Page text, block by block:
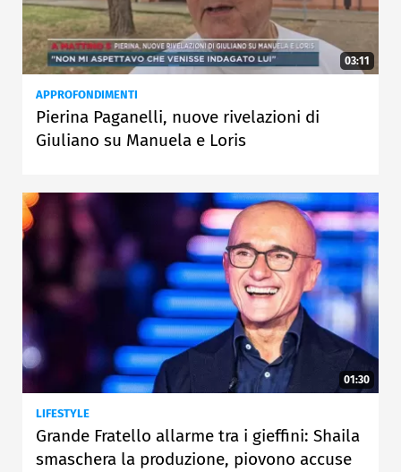
03:11
APPROFONDIMENTI
Pierina Paganelli, nuove rivelazioni di
Giuliano su Manuela e Loris
01:30
LIFESTYLE
Grande Fratello allarme tra i gieffini: Shaila
smaschera la produzione, piovono accuse